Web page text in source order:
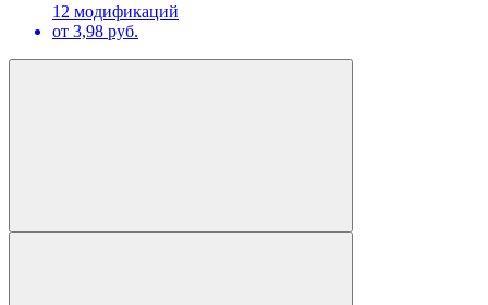
12 модификаций
от 3,98 руб.